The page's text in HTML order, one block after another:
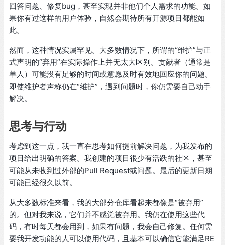
回答问题、修复bug，甚至实现并非他们个人需求的功能。如
果你有过这样的用户体验，自然会期待所有开源项目都能如
此。
然而，这种情况实属罕见。大多数情况下，所谓的“维护”与正
式声明的“弃用”在实际操作上并无太大区别。贡献者（通常是
单人）可能没有足够的时间或意愿及时有效地回应你的问题。
即使维护者声称仍在“维护”，遇到问题时，你仍需要自己动手
解决。
思考与行动
考虑到这一点，我一直在思考如何提前解决问题，为我发布的
项目给出明确的答案。我创建的项目很少有活跃的社区，甚至
可能从未收到过外部的Pull Request或问题。最后的更新日期
可能已经很久以前。
从大多数标准来看，我的大部分仓库看起来都像是“被弃用”
的。但对我来说，它们并不感觉被弃用。我仍在使用这些代
码，有时每天都会用到，如果有问题，我会自己修复。任何需
要我开发功能的人可以使用代码，且基本可以确信它能满足RE